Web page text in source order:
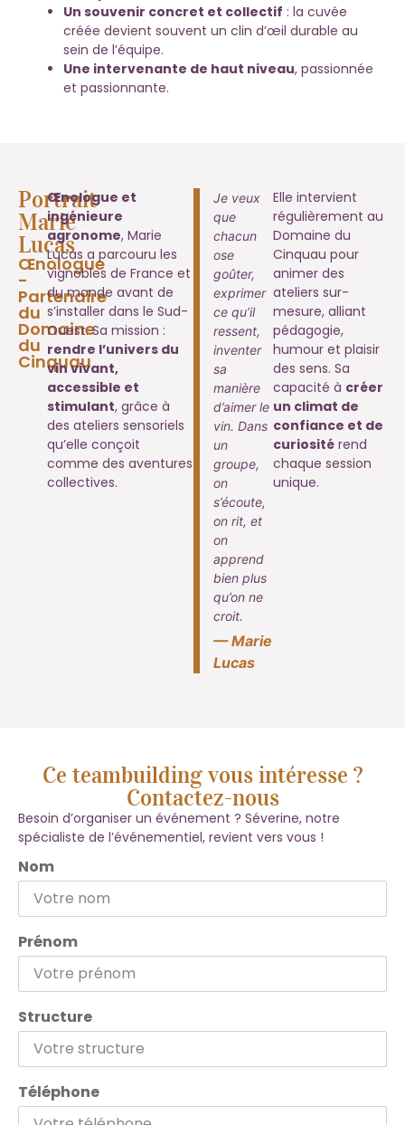
Un souvenir concret et collectif : la cuvée
créée devient souvent un clin d’œil durable au
sein de l’équipe.
Une intervenante de haut niveau, passionnée
et passionnante.
Portrait
Marie
Lucas
Œnologue
-
Partenaire
du
Domaine
du
Cinquau
Œnologue et
ingénieure
agronome, Marie
Lucas a parcouru les
vignobles de France et
du monde avant de
s’installer dans le Sud-
Ouest. Sa mission :
rendre l’univers du
vin vivant,
accessible et
stimulant, grâce à
des ateliers sensoriels
qu’elle conçoit
comme des aventures
collectives.
Je veux
que
chacun
ose
goûter,
exprimer
ce qu’il
ressent,
inventer
sa
manière
d’aimer le
vin. Dans
un
groupe,
on
s’écoute,
on rit, et
on
apprend
bien plus
qu’on ne
croit.
— Marie
Lucas
Elle intervient
régulièrement au
Domaine du
Cinquau pour
animer des
ateliers sur-
mesure, alliant
pédagogie,
humour et plaisir
des sens. Sa
capacité à créer
un climat de
confiance et de
curiositérend
chaque session
unique.
Ce teambuilding vous intéresse ?
Contactez-nous
Besoin d’organiser un événement ? Séverine, notre
spécialiste de l’événementiel, revient vers vous !
Nom
Prénom
Structure
Téléphone